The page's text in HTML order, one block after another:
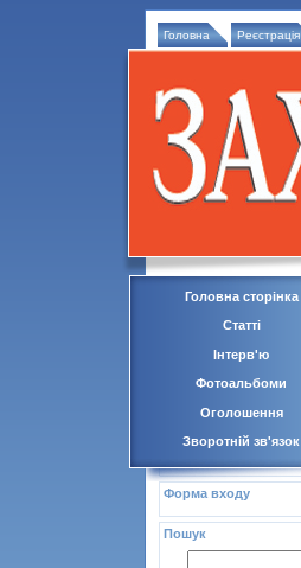
Головна Реєстрація
Головна сторінка
Статті
Інтерв'ю
Фотоальбоми
Оголошення
Зворотній зв'язок
Форма входу
Пошук